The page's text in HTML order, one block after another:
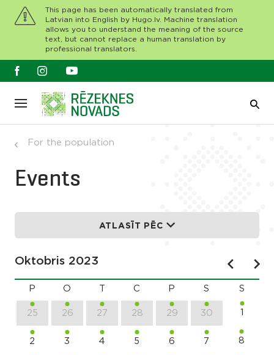
This page has been automatically translated from
Latvian into English by Hugo.lv. Machine translation
allows you to understand the meaning of the source
text, but cannot replace a human translation by
professional translators.
For the population
Events
ATLASĪT PĒC
Oktobris 2023
P O C P S S
25 26 27 28 29 30 1
2 3 4 5 6 7 8